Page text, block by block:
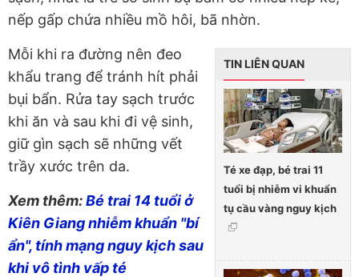
nếp gấp chứa nhiều mồ hôi, bã nhờn.
TIN LIÊN QUAN
Té xe đạp, bé trai 11
tuổi bị nhiễm vi khuẩn
tụ cầu vàng nguy kịch
Mỗi khi ra đường nên đeo
khẩu trang để tránh hít phải
bụi bẩn. Rửa tay sạch trước
khi ăn và sau khi đi vệ sinh,
giữ gìn sạch sẽ những vết
trầy xước trên da.
Xem thêm:Bé trai 14 tuổi ở
Kiên Giang nhiễm khuẩn "bí
ẩn", tính mạng nguy kịch sau
khi vô tình vấp té